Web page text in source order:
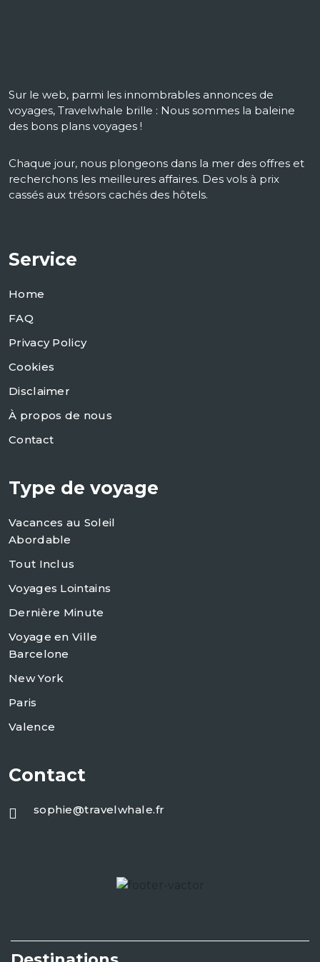
Sur le web, parmi les innombrables annonces de
voyages, Travelwhale brille : Nous sommes la baleine
des bons plans voyages !
Chaque jour, nous plongeons dans la mer des offres et
recherchons les meilleures affaires. Des vols à prix
cassés aux trésors cachés des hôtels.
Service
Home
FAQ
Privacy Policy
Cookies
Disclaimer
À propos de nous
Contact
Type de voyage
Vacances au Soleil
Abordable
Tout Inclus
Voyages Lointains
Dernière Minute
Voyage en Ville
Barcelone
New York
Paris
Valence
Contact
sophie@travelwhale.fr